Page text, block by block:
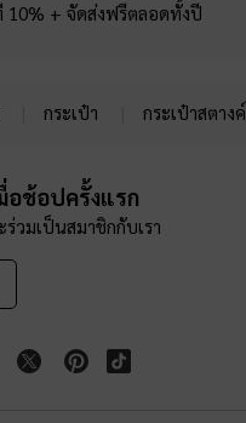
10% + จัดส่งฟรีตลอดทั้งปี
กระเป๋า กระเป๋าสตางค์
อช้อปครั้งแรก
วมเป็นสมาชิกกับเรา